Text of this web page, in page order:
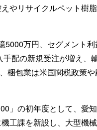
やリサイクルペット樹
5000万円、セグメント
配の新規受注が増え、
梱包業は米国関税政策
」の初年度として、愛
工課を新設し、大型機